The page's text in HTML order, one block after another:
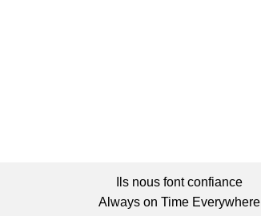
Ils nous font confiance
Always on Time Everywhere